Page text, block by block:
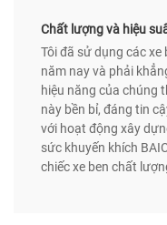
Chất lượng và hiệu
Tôi đã sử dụng các xe
năm nay và phải
hiệu năng của chúng
này bền bỉ, đáng tin
với hoạt động xây
sức khuyến khích
chiếc xe ben chất